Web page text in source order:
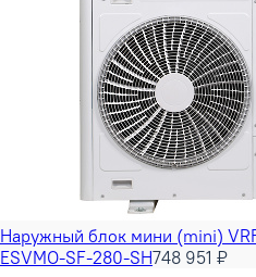
Наружный блок мини (mini)
ESVMO-SF-280-SH748 951 ₽